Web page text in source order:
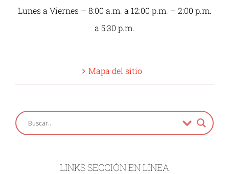
Lunes a Viernes – 8:00 a.m. a 12:00 p.m. – 2:00 p.m.
a 5:30 p.m.
Mapa del sitio
LINKS SECCIÓN EN LÍNEA